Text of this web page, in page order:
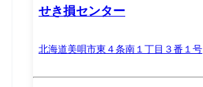
せき損センター
北海道美唄市東４条南１丁目３番１号